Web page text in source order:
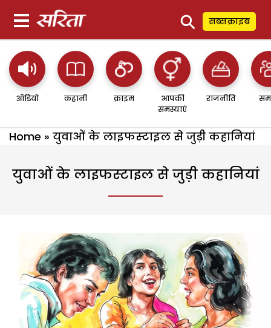
⚲ सब्सक्राइब
ऑडियो कहानी क्राइम
आपकी
समस्याएं
राजनीति
Home » युवाओं के लाइफस्‍टाइल से जुड़ी कहानियां
युवाओं के लाइफस्‍टाइल से जुड़ी कहानियां